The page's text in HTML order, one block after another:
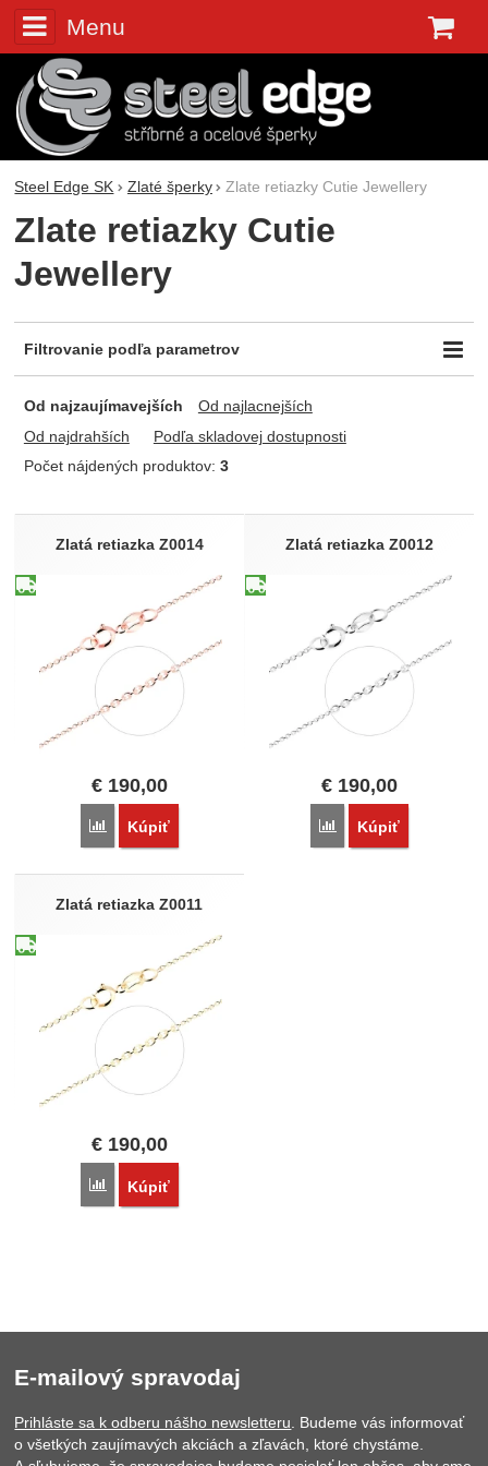
Menu
Steel Edge SK Zlaté šperky Zlate retiazky Cutie Jewellery
Zlate retiazky Cutie
Jewellery
Filtrovanie podľa parametrov
-
Od najzaujímavejších
Od najlacnejších
Od najdrahších
Podľa skladovej dostupnosti
Počet nájdených produktov: 3
Produkty
Zlatá retiazka Z0014
€ 190,00
Porovnať
Kúpiť
Zlatá retiazka Z0012
€190,00
Porovnať
Kúpiť
Zlatá retiazka Z0011
€ 190,00
Porovnať
Kúpiť
E-mailový spravodaj
Prihláste sa k odberu nášho newsletteru. Budeme vás informovať
o všetkých zaujímavých akciách a zľavách, ktoré chystáme.